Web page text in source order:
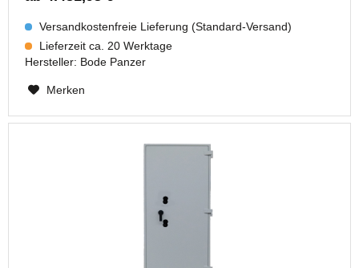
Versandkostenfreie Lieferung (Standard-Versand)
Lieferzeit ca. 20 Werktage
Hersteller: Bode Panzer
Merken